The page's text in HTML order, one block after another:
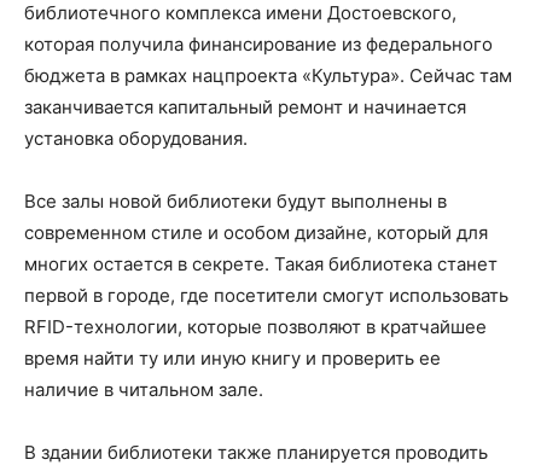
библиотечного комплекса имени Достоевского,
которая получила финансирование из федерального
бюджета в рамках нацпроекта «Культура». Сейчас там
заканчивается капитальный ремонт и начинается
установка оборудования.
Все залы новой библиотеки будут выполнены в
современном стиле и особом дизайне, который для
многих остается в секрете. Такая библиотека станет
первой в городе, где посетители смогут использовать
RFID-технологии, которые позволяют в кратчайшее
время найти ту или иную книгу и проверить ее
наличие в читальном зале.
В здании библиотеки также планируется проводить